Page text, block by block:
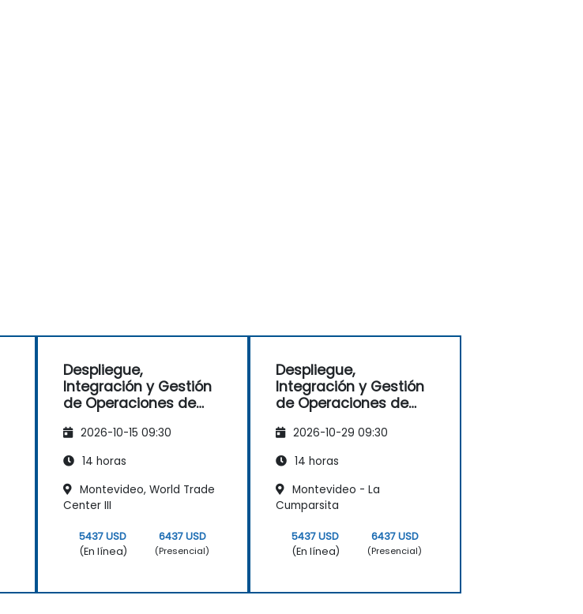
Despliegue,
Integración y Gestión
de Operaciones de
Telecomunicaciones
(2G–5G & Wi-Fi
Empresarial)
2026-10-15 09:30
14 horas
Montevideo, World Trade
Center III
5437 USD
(En línea)
6437 USD
(Presencial)
Despliegue,
Integración y Gestión
de Operaciones de
Telecomunicaciones
(2G–5G & Wi-Fi
Empresarial)
2026-10-29 09:30
14 horas
Montevideo - La
Cumparsita
5437 USD
(En línea)
6437 USD
(Presencial)